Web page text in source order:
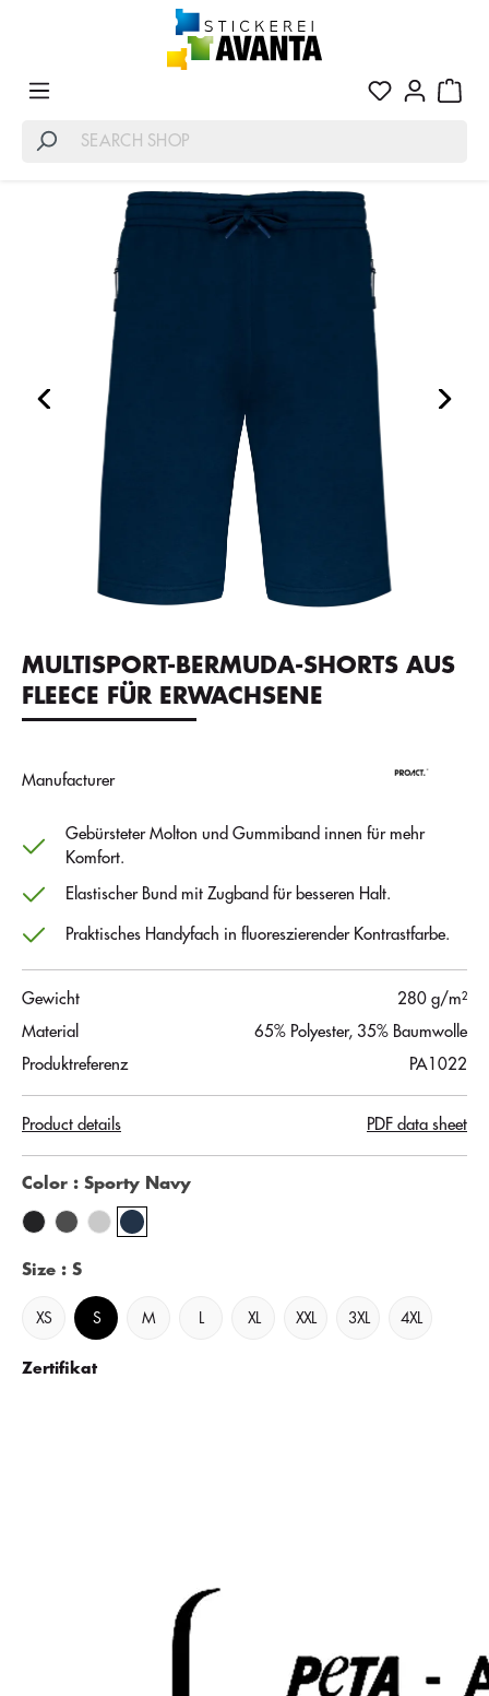
MULTISPORT-BERMUDA-SHORTS AUS
FLEECE FÜR ERWACHSENE
Manufacturer
Gebürsteter Molton und Gummiband innen für mehr
Komfort.
Elastischer Bund mit Zugband für besseren Halt.
Praktisches Handyfach in fluoreszierender Kontrastfarbe.
Gewicht
280 g/m²
Material
65% Polyester, 35% Baumwolle
Produktreferenz
PA1022
Product details PDF data sheet
Color : Sporty Navy
Size : S
XS S M XL XXL 3XL 4XL
Zertifikat